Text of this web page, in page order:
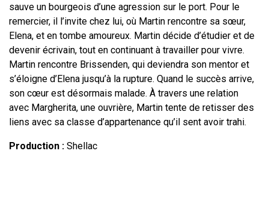
sauve un bourgeois d’une agression sur le port. Pour le
remercier, il l’invite chez lui, où Martin rencontre sa sœur,
Elena, et en tombe amoureux. Martin décide d’étudier et de
devenir écrivain, tout en continuant à travailler pour vivre.
Martin rencontre Brissenden, qui deviendra son mentor et
s’éloigne d’Elena jusqu’à la rupture. Quand le succès arrive,
son cœur est désormais malade. À travers une relation
avec Margherita, une ouvrière, Martin tente de retisser des
liens avec sa classe d’appartenance qu’il sent avoir trahi.
Production : Shellac